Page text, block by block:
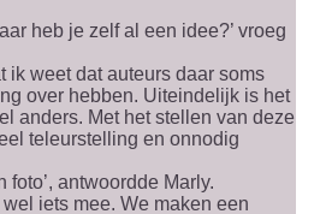
heb je zelf al een idee?’ vroeg
ik weet dat auteurs daar soms
over hebben. Uiteindelijk is het
anders. Met het stellen van deze
teleurstelling en onnodig
foto’, antwoordde Marly.
iets mee. We maken een